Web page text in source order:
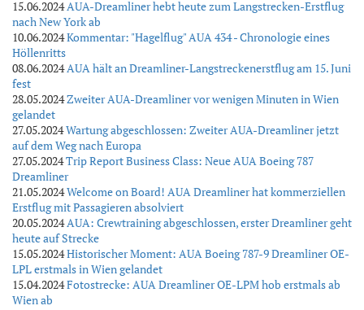
15.06.2024AUA-Dreamliner hebt heute zum Langstrecken-Erstflug
nach New York ab
10.06.2024Kommentar: "Hagelflug" AUA 434 - Chronologie eines
Höllenritts
08.06.2024AUA hält an Dreamliner-Langstreckenerstflug am 15. Juni
fest
28.05.2024Zweiter AUA-Dreamliner vor wenigen Minuten in Wien
gelandet
27.05.2024Wartung abgeschlossen: Zweiter AUA-Dreamliner jetzt
auf dem Weg nach Europa
27.05.2024Trip Report Business Class: Neue AUA Boeing 787
Dreamliner
21.05.2024Welcome on Board! AUA Dreamliner hat kommerziellen
Erstflug mit Passagieren absolviert
20.05.2024AUA: Crewtraining abgeschlossen, erster Dreamliner geht
heute auf Strecke
15.05.2024Historischer Moment: AUA Boeing 787-9 Dreamliner OE-
LPL erstmals in Wien gelandet
15.04.2024Fotostrecke: AUA Dreamliner OE-LPM hob erstmals ab
Wien ab